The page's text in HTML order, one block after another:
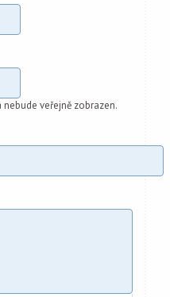
veřejně zobrazen.